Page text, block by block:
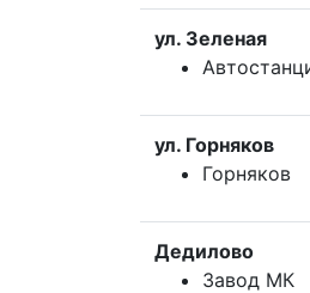
ул. Зеленая
ул. Горняков
Горняков
Дедилово
Завод МК